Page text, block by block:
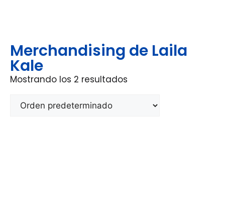
Merchandising de Laila
Kale
Mostrando los 2 resultados